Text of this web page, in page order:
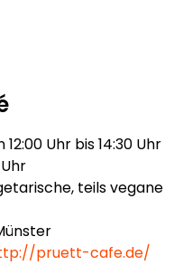
Uhr bis 14:30 Uhr
teils vegane
pruett-cafe.de/